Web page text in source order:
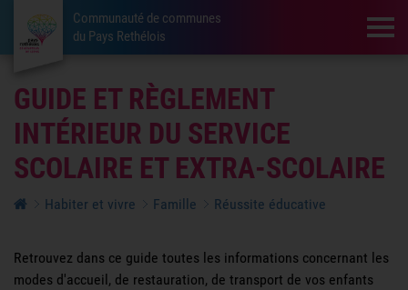
Communauté de communes
du Pays Rethélois
GUIDE ET RÈGLEMENT
INTÉRIEUR DU SERVICE
SCOLAIRE ET EXTRA-SCOLAIRE
Habiter et vivre Famille Réussite éducative
Retrouvez dans ce guide toutes les informations concernant les
modes d'accueil, de restauration, de transport de vos enfants